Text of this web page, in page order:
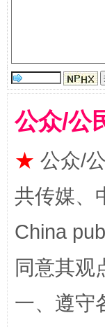
受贿1.44
全民健身五
公众/公
★ 公众/
共传媒、
China
同意其观
一、遵守